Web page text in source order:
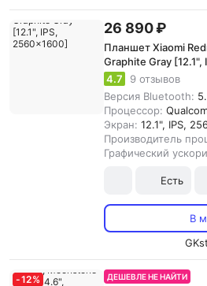
26 890 ₽
Планшет Xiaomi
Graphite Gray
4.7
9 отзывов
Версия Bluetooth:
Процессор:
Экран: 12.1", IPS,
Производитель
Графический
Есть
В
-12% ДЕШЕВЛЕ НЕ НАЙТИ